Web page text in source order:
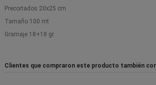
Precortados 20x25 cm
Tamaño 100 mt
Gramaje 18+18 gr
Clientes que compraron este producto también